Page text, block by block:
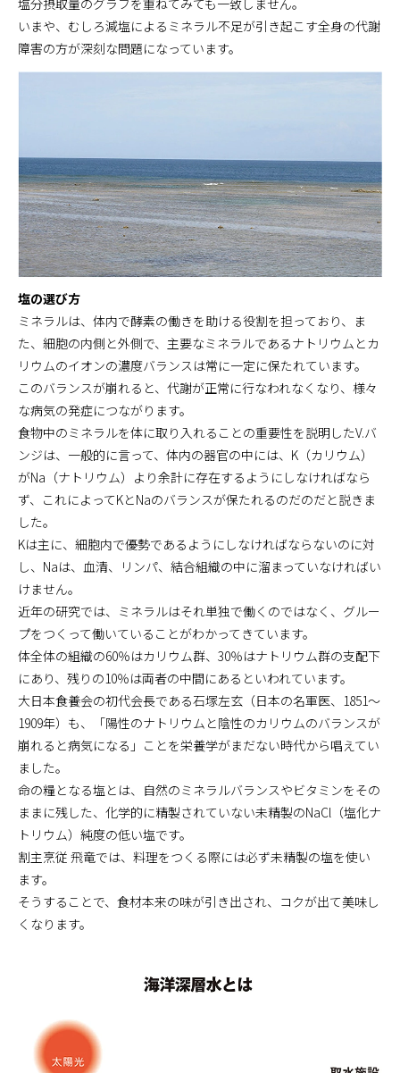
いまや、むしろ減塩によるミネラル不足が引き起こす全身の代謝
障害の方が深刻な問題になっています。
塩の選び方
ミネラルは、体内で酵素の働きを助ける役割を担っており、ま
た、細胞の内側と外側で、主要なミネラルであるナトリウムとカ
リウムのイオンの濃度バランスは常に一定に保たれています。
このバランスが崩れると、代謝が正常に行なわれなくなり、様々
な病気の発症につながります。
食物中のミネラルを体に取り入れることの重要性を説明したV.バ
ンジは、一般的に言って、体内の器官の中には、K（カリウム）
がNa（ナトリウム）より余計に存在するようにしなければなら
ず、これによってKとNaのバランスが保たれるのだのだと説きま
した。
Kは主に、細胞内で優勢であるようにしなければならないのに対
し、Naは、血清、リンパ、結合組織の中に溜まっていなければい
けません。
近年の研究では、ミネラルはそれ単独で働くのではなく、グルー
プをつくって働いていることがわかってきています。
体全体の組織の60％はカリウム群、30％はナトリウム群の支配下
にあり、残りの10％は両者の中間にあるといわれています。
大日本食養会の初代会長である石塚左玄（日本の名軍医、1851～
1909年）も、「陽性のナトリウムと陰性のカリウムのバランスが
崩れると病気になる」ことを栄養学がまだない時代から唱えてい
ました。
命の糧となる塩とは、自然のミネラルバランスやビタミンをその
ままに残した、化学的に精製されていない未精製のNaCl（塩化ナ
トリウム）純度の低い塩です。
割主烹従 飛竜では、料理をつくる際には必ず未精製の塩を使い
ます。
そうすることで、食材本来の味が引き出され、コクが出て美味し
くなります。